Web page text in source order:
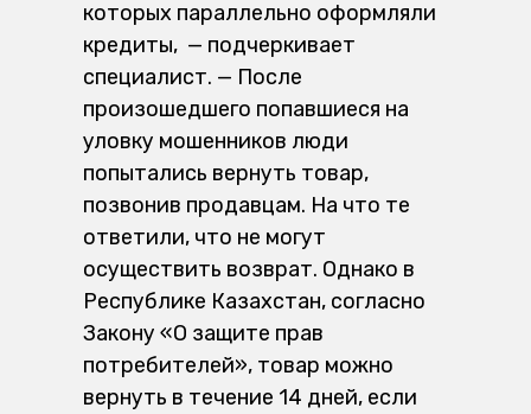
которых параллельно оформляли
кредиты, — подчеркивает
специалист. — После
произошедшего попавшиеся на
уловку мошенников люди
попытались вернуть товар,
позвонив продавцам. На что те
ответили, что не могут
осуществить возврат. Однако в
Республике Казахстан, согласно
Закону «О защите прав
потребителей», товар можно
вернуть в течение 14 дней, если